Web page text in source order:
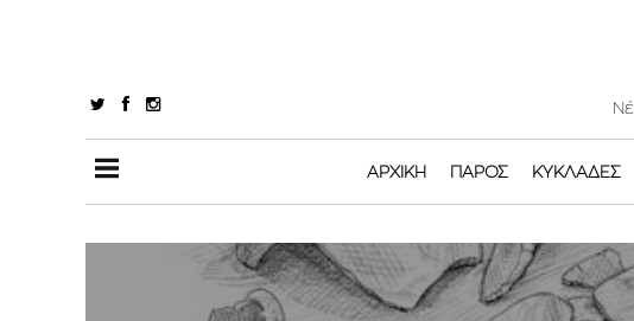
ΑΡΧΙΚΉ ΠΆΡΟΣ ΚΥΚΛΆΔΕΣ